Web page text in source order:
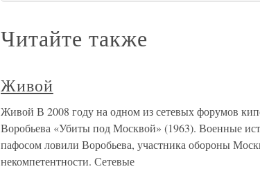
Читайте также
Живой
Живой В 2008 году на одном из сетевых форумов
Воробьева «Убиты под Москвой» (1963). Военные
пафосом ловили Воробьева, участника обороны
некомпетентности. Сетевые